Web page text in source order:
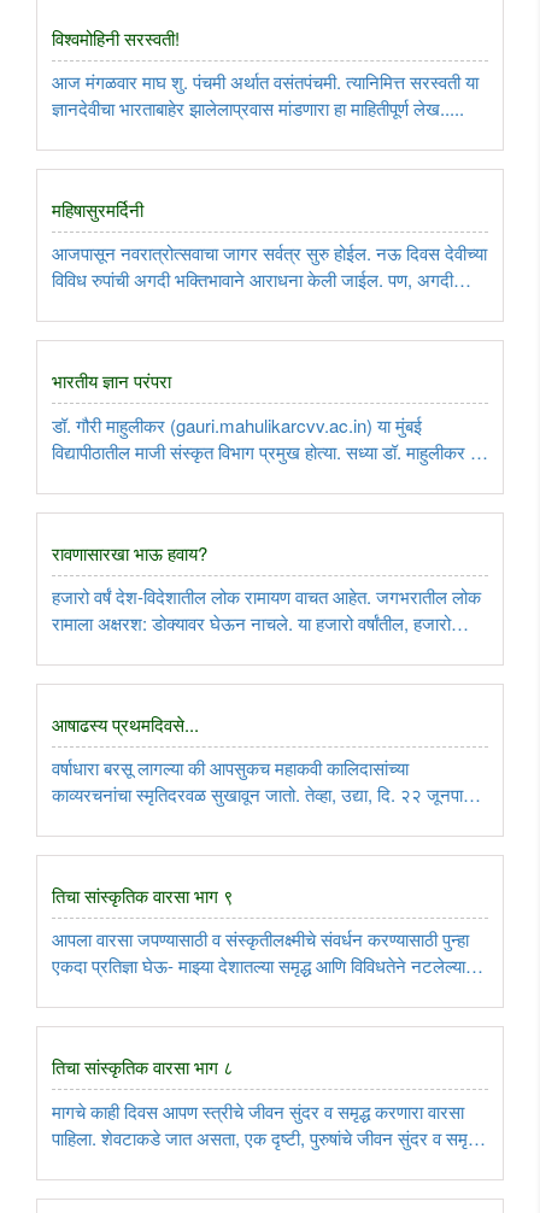
विश्वमोहिनी सरस्वती!
आज मंगळवार माघ शु. पंचमी अर्थात वसंतपंचमी. त्यानिमित्त सरस्वती या
ज्ञानदेवीचा भारताबाहेर झालेलाप्रवास मांडणारा हा माहितीपूर्ण लेख.....
महिषासुरमर्दिनी
आजपासून नवरात्रोत्सवाचा जागर सर्वत्र सुरु होईल. नऊ दिवस देवीच्या
विविध रुपांची अगदी भक्तिभावाने आराधना केली जाईल. पण, अगदी
भारतीय ज्ञान परंपरा
डॉ. गौरी माहुलीकर (gauri.mahulikarcvv.ac.in) या मुंबई
विद्यापीठातील माजी संस्कृत विभाग प्रमुख होत्या. सध्या डॉ. माहुलीकर या
रावणासारखा भाऊ हवाय?
हजारो वर्षं देश-विदेशातील लोक रामायण वाचत आहेत. जगभरातील लोक
रामाला अक्षरश: डोक्यावर घेऊन नाचले. या हजारो वर्षांतील, हजारो
आषाढस्य प्रथमदिवसे...
वर्षाधारा बरसू लागल्या की आपसुकच महाकवी कालिदासांच्या
काव्यरचनांचा स्मृतिदरवळ सुखावून जातो. तेव्हा, उद्या, दि. २२ जूनपासून
तिचा सांस्कृतिक वारसा भाग ९
आपला वारसा जपण्यासाठी व संस्कृतीलक्ष्मीचे संवर्धन करण्यासाठी पुन्हा
एकदा प्रतिज्ञा घेऊ- माझ्या देशातल्या समृद्ध आणि विविधतेने नटलेल्या
तिचा सांस्कृतिक वारसा भाग ८
मागचे काही दिवस आपण स्त्रीचे जीवन सुंदर व समृद्ध करणारा वारसा
पाहिला. शेवटाकडे जात असता, एक दृष्टी, पुरुषांचे जीवन सुंदर व समृद्ध